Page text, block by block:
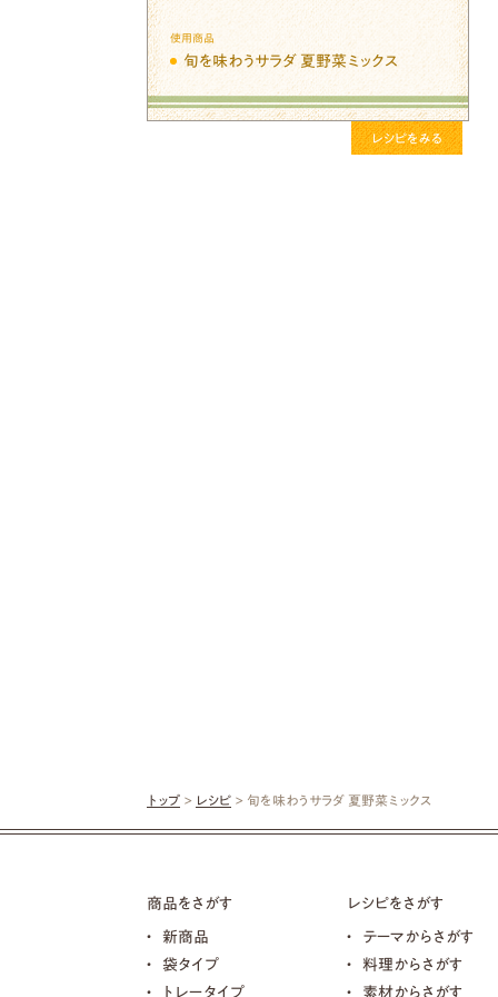
使用商品
旬を味わうサラダ 夏野菜ミックス
レシピをみる
トップ > レシピ > 旬を味わうサラダ 夏野菜ミックス
商品をさがす
新商品
袋タイプ
トレータイプ
レシピをさがす
テーマからさがす
料理からさがす
素材からさがす